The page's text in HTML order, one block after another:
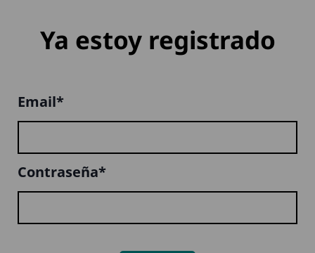
Ya estoy registrado
Email*
Contraseña*